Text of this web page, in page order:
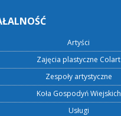
Artyści
Zajęcia plastyczne Colart
Zespoły artystyczne
Koła Gospodyń Wiejskich
Usługi